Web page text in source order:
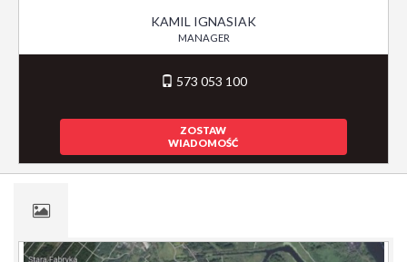
KAMIL IGNASIAK
MANAGER
573 053 100
ZOSTAW
WIADOMOŚĆ